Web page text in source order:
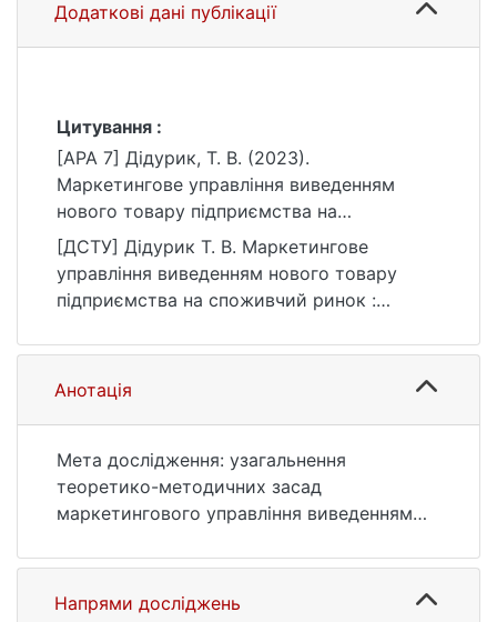
Додаткові дані публікації
Цитування :
[APA 7] Дідурик, Т. В. (2023).
Маркетингове управління виведенням
нового товару підприємства на
споживчий ринок [Магістерська робота,
Київський національний університет імені
Тараса Шевченка]. eKNUTSHIR.
https://ir.library.knu.ua/handle/123456789/60
40
[ДСТУ] Дідурик Т. В. Маркетингове
управління виведенням нового товару
підприємства на споживчий ринок :
Управління та адміністрування. Київ, 2023.
80 с. URL:
https://ir.library.knu.ua/handle/123456789/60
Анотація
Мета дослідження: узагальнення
теоретико-методичних засад
маркетингового управління виведенням
практичних рекомендацій щодо виведення
нового товару ПАТ «Ватутінський
Напрями досліджень